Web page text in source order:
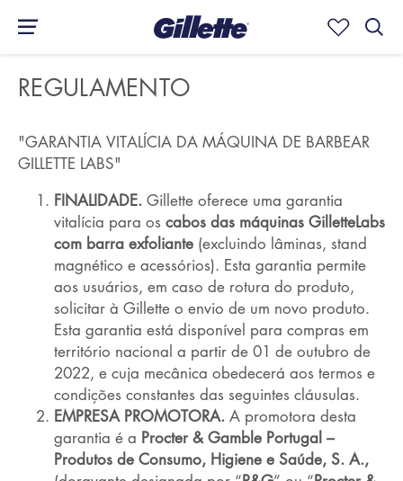
REGULAMENTO
"GARANTIA VITALÍCIA DA MÁQUINA DE BARBEAR
GILLETTE LABS"
FINALIDADE. Gillette oferece uma garantia
vitalícia para os cabos das máquinas GilletteLabs
com barra exfoliante (excluindo lâminas, stand
magnético e acessórios). Esta garantia permite
aos usuários, em caso de rotura do produto,
solicitar à Gillette o envio de um novo produto.
Esta garantia está disponível para compras em
território nacional a partir de 01 de outubro de
2022, e cuja mecânica obedecerá aos termos e
condições constantes das seguintes cláusulas.
EMPRESA PROMOTORA. A promotora desta
garantia é a Procter & Gamble Portugal –
Produtos de Consumo, Higiene e Saúde, S. A.,